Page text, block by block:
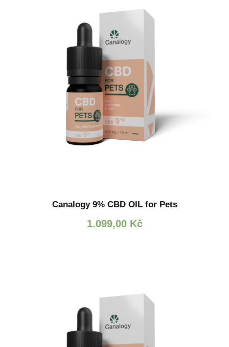
Canalogy 9% CBD OIL for Pets
1.099,00 Kč